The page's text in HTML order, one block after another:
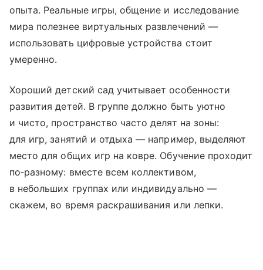
опыта. Реальные игры, общение и исследование
мира полезнее виртуальных развлечений —
использовать цифровые устройства стоит
умеренно.
Хороший детский сад учитывает особенности
развития детей. В группе должно быть уютно
и чисто, пространство часто делят на зоны:
для игр, занятий и отдыха — например, выделяют
место для общих игр на ковре. Обучение проходит
по‑разному: вместе всем коллективом,
в небольших группах или индивидуально —
скажем, во время раскрашивания или лепки.